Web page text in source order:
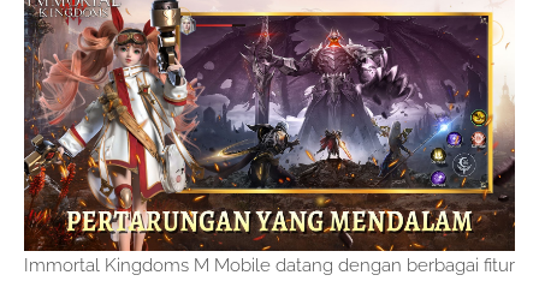
Immortal Kingdoms M Mobile datang dengan berbagai fitur